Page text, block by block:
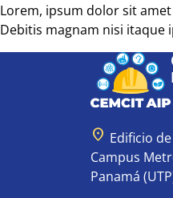
Lorem, ipsum dolor sit
Debitis magnam nisi itaque
location_on Edificio
Campus
Panamá